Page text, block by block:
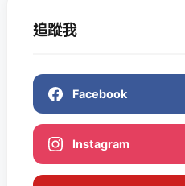
追蹤我
Facebook
Instagram